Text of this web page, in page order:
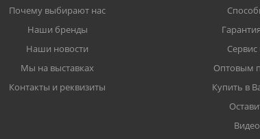
Почему выбирают нас
Наши бренды
Наши новости
Мы на выставках
Контакты и реквизиты
Оптовым
Купить в